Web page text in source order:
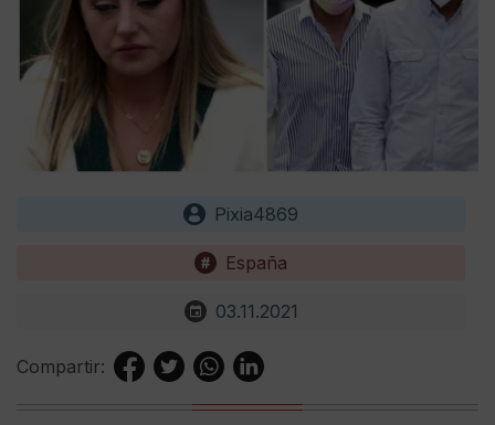
Pixia4869
España
03.11.2021
Compartir: